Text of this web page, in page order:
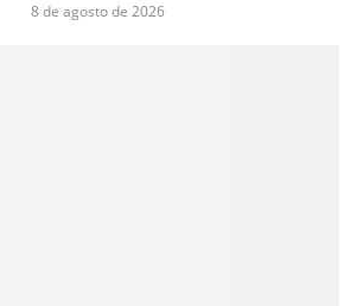
8 de agosto de 2026